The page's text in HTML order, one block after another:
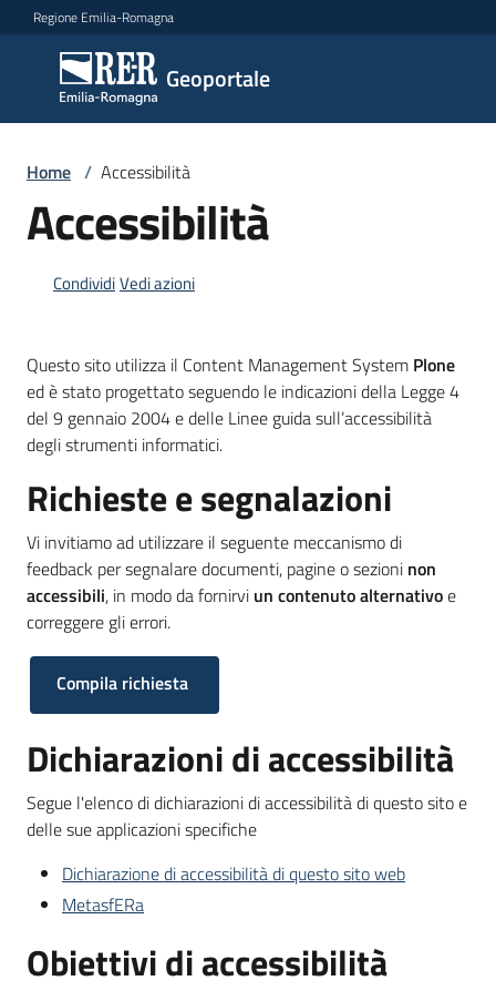
Vai al contenuto
Vai alla navigazione
Vai al footer
Regione Emilia-Romagna
Geoportale
Geoportale
Catalogo
servizi
metadati
Visualizza
dati
on-
line
Scarica
i
dati
Archivio
cartografico
Seguici
Home / Accessibilità
Accessibilità
CondividiVedi azioni
Questo sito utilizza il Content Management System Plone
ed è stato progettato seguendo le indicazioni della Legge 4
del 9 gennaio 2004 e delle Linee guida sull’accessibilità
degli strumenti informatici.
Richieste e segnalazioni
Vi invitiamo ad utilizzare il seguente meccanismo di
feedback per segnalare documenti, pagine o sezioni non
accessibili, in modo da fornirvi un contenuto alternativoe
correggere gli errori.
Compila richiesta
Dichiarazioni di accessibilità
Segue l'elenco di dichiarazioni di accessibilità di questo sito e
delle sue applicazioni specifiche
Dichiarazione di accessibilità di questo sito web
MetasfERa
Obiettivi di accessibilità